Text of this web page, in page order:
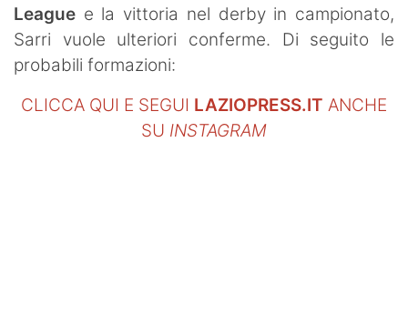
League e la vittoria nel derby in campionato,
Sarri vuole ulteriori conferme. Di seguito le
probabili formazioni:
CLICCA QUI E SEGUI LAZIOPRESS.IT ANCHE
SU INSTAGRAM